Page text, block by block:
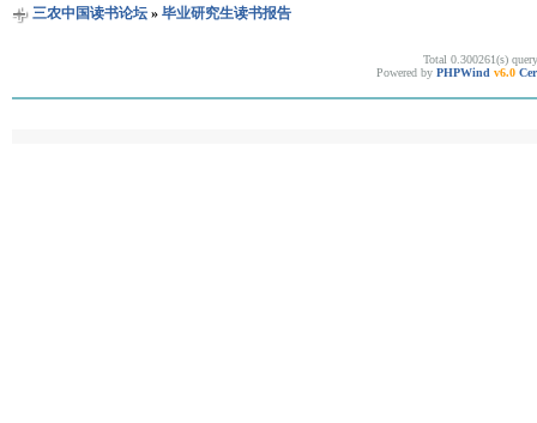
三农中国读书论坛» 毕业研究生读书报告
Total 0.300261(s)
Powered by PHPWind v6.0